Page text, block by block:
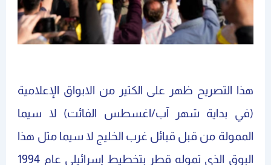
هذا التصريح ظهر على الكثير من الابواق الإعلامية
(في بداية شهر آب/اغسطس الفائت) لا سيما
الممولة من قبل قبائل غرب الخليج لا سيما مثل هذا
البوق الذي تموله قطر بتخطيط إسرائيلي عام 1994